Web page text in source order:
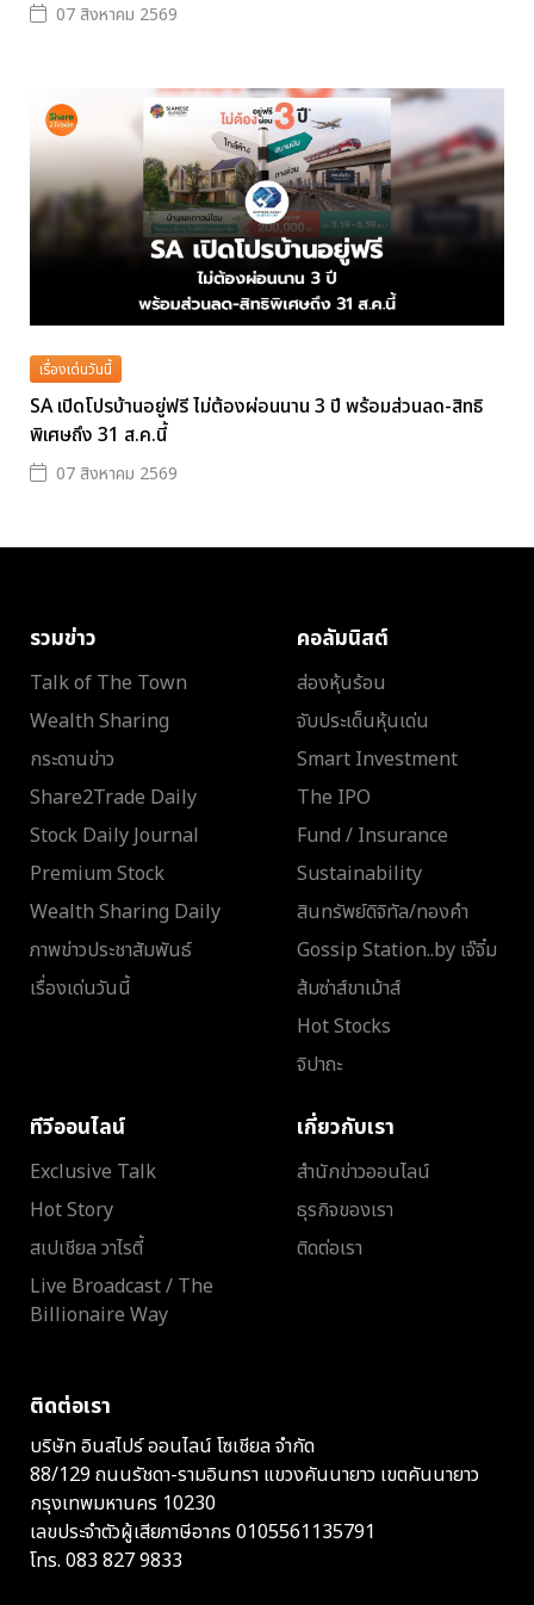
07 สิงหาคม 2569
เรื่องเด่นวันนี้
SA เปิดโปรบ้านอยู่ฟรี ไม่ต้องผ่อนนาน 3 ปี พร้อมส่วนลด-สิทธิ
พิเศษถึง 31 ส.ค.นี้
07 สิงหาคม 2569
รวมข่าว
Talk of The Town
Wealth Sharing
กระดานข่าว
Share2Trade Daily
Stock Daily Journal
Premium Stock
Wealth Sharing Daily
ภาพข่าวประชาสัมพันธ์
เรื่องเด่นวันนี้
คอลัมนิสต์
ส่องหุ้นร้อน
จับประเด็นหุ้นเด่น
Smart Investment
The IPO
Fund / Insurance
Sustainability
สินทรัพย์ดิจิทัล/ทองคำ
Gossip Station..by เจ๊จิ๋ม
ส้มซ่าส์ขาเม้าส์
Hot Stocks
จิปาถะ
ทีวีออนไลน์
Exclusive Talk
Hot Story
สเปเชียล วาไรตี้
Live Broadcast / The
Billionaire Way
เกี่ยวกับเรา
สำนักข่าวออนไลน์
ธุรกิจของเรา
ติดต่อเรา
ติดต่อเรา
บริษัท อินสไปร์ ออนไลน์ โซเชียล จำกัด
88/129 ถนนรัชดา-รามอินทรา แขวงคันนายาว เขตคันนายาว
กรุงเทพมหานคร 10230
เลขประจำตัวผู้เสียภาษีอากร 0105561135791
โทร. 083 827 9833